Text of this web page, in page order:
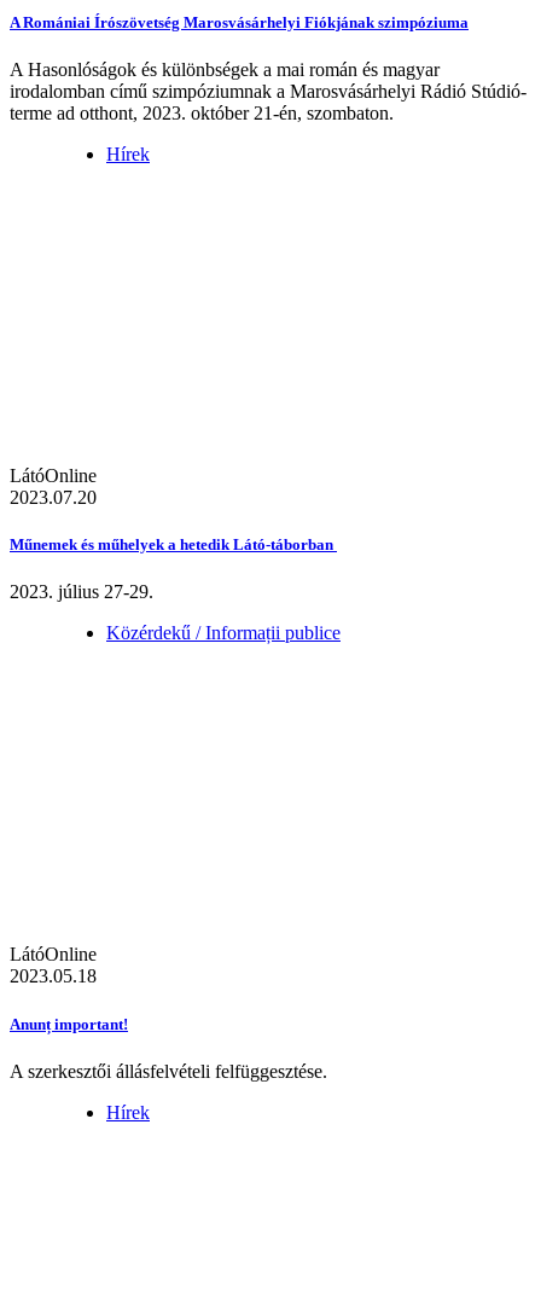
A Romániai Írószövetség Marosvásárhelyi Fiókjának szimpóziuma
A Hasonlóságok és különbségek a mai román és magyar
irodalomban című szimpóziumnak a Marosvásárhelyi Rádió Stúdió-
terme ad otthont, 2023. október 21-én, szombaton.
Hírek
LátóOnline
2023.07.20
Műnemek és műhelyek a hetedik Látó-táborban
2023. július 27-29.
Közérdekű / Informații publice
LátóOnline
2023.05.18
Anunț important!
A szerkesztői állásfelvételi felfüggesztése.
Hírek